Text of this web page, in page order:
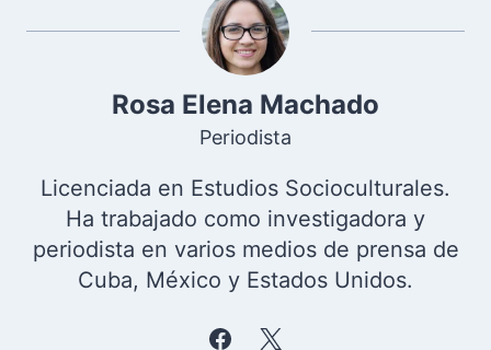
Rosa Elena Machado
Periodista
Licenciada en Estudios Socioculturales.
Ha trabajado como investigadora y
periodista en varios medios de prensa de
Cuba, México y Estados Unidos.